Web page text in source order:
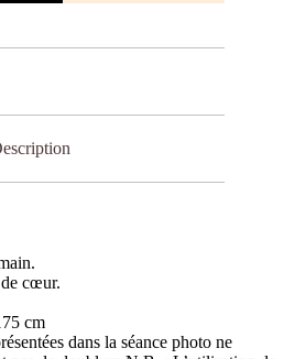
cœur.
cm
dans la séance photo ne